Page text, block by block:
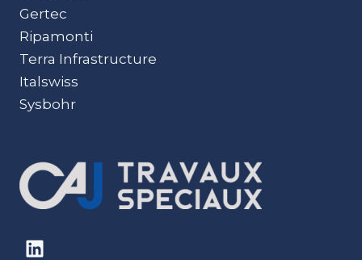
Gertec
Ripamonti
Terra Infrastructure
Italswiss
Sysbohr